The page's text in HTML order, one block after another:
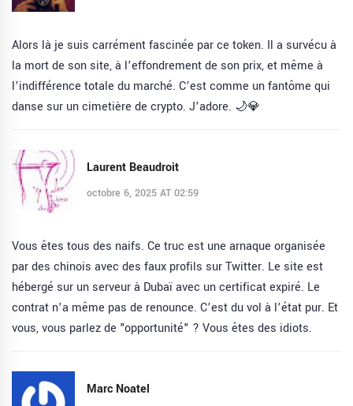
Alors là je suis carrément fascinée par ce token. Il a survécu à
la mort de son site, à l’effondrement de son prix, et même à
l’indifférence totale du marché. C’est comme un fantôme qui
danse sur un cimetière de crypto. J’adore. 🌙💎
Laurent Beaudroit
octobre 6, 2025 AT 02:59
Vous êtes tous des naifs. Ce truc est une arnaque organisée
par des chinois avec des faux profils sur Twitter. Le site est
hébergé sur un serveur à Dubaï avec un certificat expiré. Le
contrat n’a même pas de renounce. C’est du vol à l’état pur. Et
vous, vous parlez de "opportunité" ? Vous êtes des idiots.
Marc Noatel